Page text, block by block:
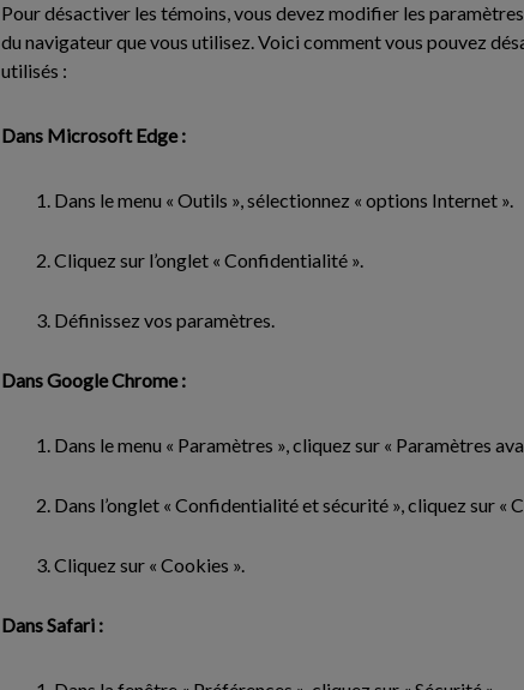
Pour désactiver les témoins, vous devez modifier les
du navigateur que vous utilisez. Voici comment vous pouvez
utilisés :
Dans Microsoft Edge :
Dans le menu « Outils », sélectionnez « options Internet ».
Cliquez sur l’onglet « Confidentialité ».
Définissez vos paramètres.
Dans Google Chrome :
Dans le menu « Paramètres », cliquez sur « Paramètres
Dans l’onglet « Confidentialité et sécurité », cliquez sur «
Cliquez sur « Cookies ».
Dans Safari :